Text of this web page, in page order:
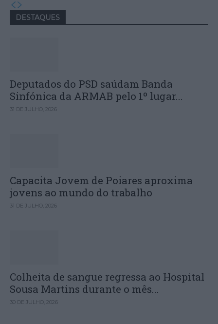
DESTAQUES
Deputados do PSD saúdam Banda
Sinfónica da ARMAB pelo 1º lugar...
31 DE JULHO, 2026
Capacita Jovem de Poiares aproxima
jovens ao mundo do trabalho
31 DE JULHO, 2026
Colheita de sangue regressa ao Hospital
Sousa Martins durante o mês...
30 DE JULHO, 2026